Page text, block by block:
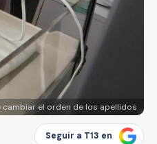
el orden de los apellidos
Seguir a T13 en